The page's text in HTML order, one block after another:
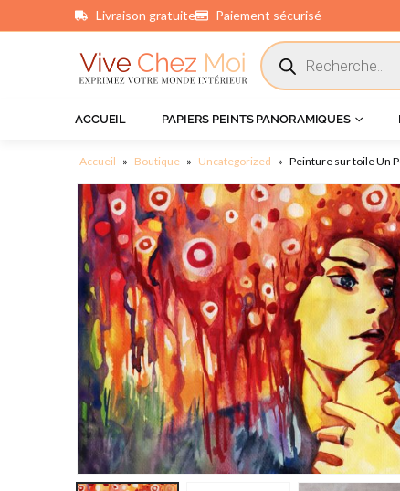
Livraison gratuite Paiement sécurisé
ACCUEIL PAPIERS PEINTS PANORAMIQUES
Accueil » Boutique » Uncategorized » Peinture sur toile Un